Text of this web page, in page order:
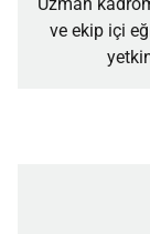
ve ekip içi